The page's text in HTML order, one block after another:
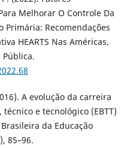
Melhorar O Controle Da
Primária: Recomendações
HEARTS Nas Américas.
Pública.
A evolução da carreira
e tecnológico (EBTT)
da Educação
85–96.